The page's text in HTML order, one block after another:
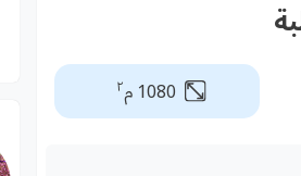
1080 م ٢